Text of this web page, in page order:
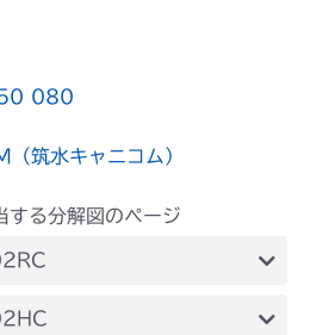
080
筑水キャニコム）
る分解図のページ
デフ FIG4 ナックル